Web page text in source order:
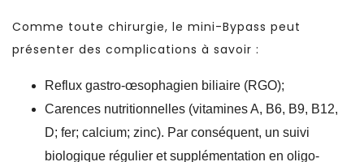
Comme toute chirurgie, le mini-Bypass peut
présenter des complications à savoir :
Reflux gastro-œsophagien biliaire (RGO);
Carences nutritionnelles (vitamines A, B6, B9, B12,
D; fer; calcium; zinc). Par conséquent, un suivi
biologique régulier et supplémentation en oligo-